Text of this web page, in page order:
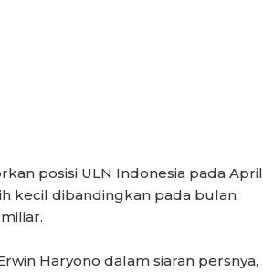
posisi ULN Indonesia pada April
kecil dibandingkan pada bulan
Haryono dalam siaran persnya,